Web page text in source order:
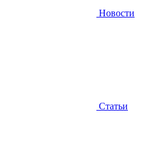
Новости
Статьи